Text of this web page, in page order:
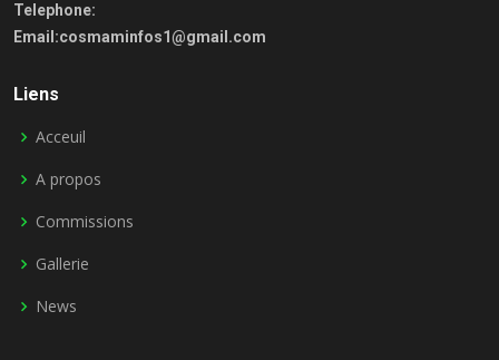
Telephone:
Email:cosmaminfos1@gmail.com
Liens
Acceuil
A propos
Commissions
Gallerie
News